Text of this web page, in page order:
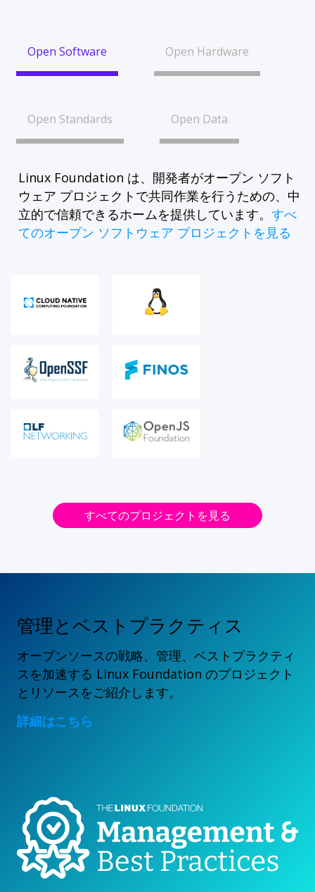
Open Software Open Hardware
Open Standards Open Data
Linux Foundation は、開発者がオープン ソフト
ウェア プロジェクトで共同作業を行うための、中
立的で信頼できるホームを提供しています。 すべ
てのオープン ソフトウェア プロジェクトを見る
すべてのプロジェクトを見る
管理とベストプラクティス
オープンソースの戦略、管理、ベストプラクティ
スを加速する Linux Foundation のプロジェクト
とリソースをご紹介します。
詳細はこちら